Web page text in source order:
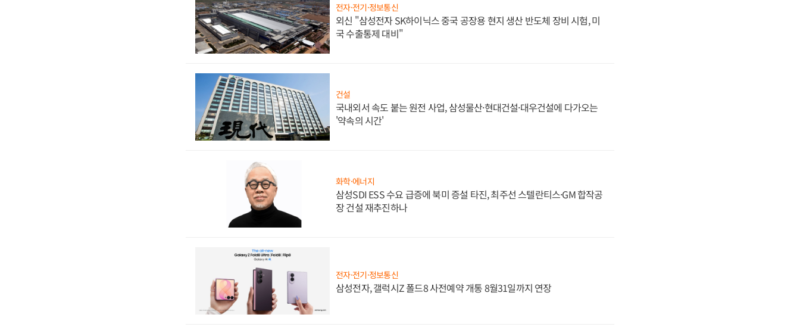
전자·전기·정보통신
외신 "삼성전자 SK하이닉스 중국 공장용 현지 생산 반도체 장비 시험, 미
국 수출통제 대비"
건설
국내외서 속도 붙는 원전 사업, 삼성물산·현대건설·대우건설에 다가오는
'약속의 시간'
화학·에너지
삼성SDI ESS 수요 급증에 북미 증설 타진, 최주선 스텔란티스·GM 합작공
장 건설 재추진하나
전자·전기·정보통신
삼성전자, 갤럭시Z 폴드8 사전예약 개통 8월31일까지 연장